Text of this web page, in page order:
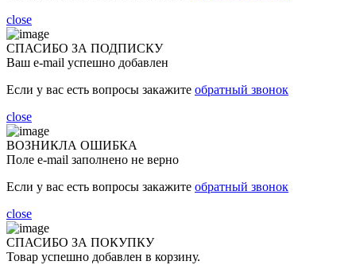
close
СПАСИБО ЗА ПОДПИСКУ
Ваш e-mail успешно добавлен
Если у вас есть вопросы закажите обратный звонок
close
ВОЗНИКЛА ОШИБКА
Поле e-mail заполнено не верно
Если у вас есть вопросы закажите обратный звонок
close
СПАСИБО ЗА ПОКУПКУ
Товар успешно добавлен в корзину.